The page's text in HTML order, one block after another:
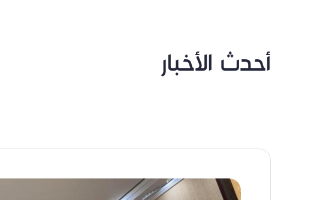
أحدث الأخبار